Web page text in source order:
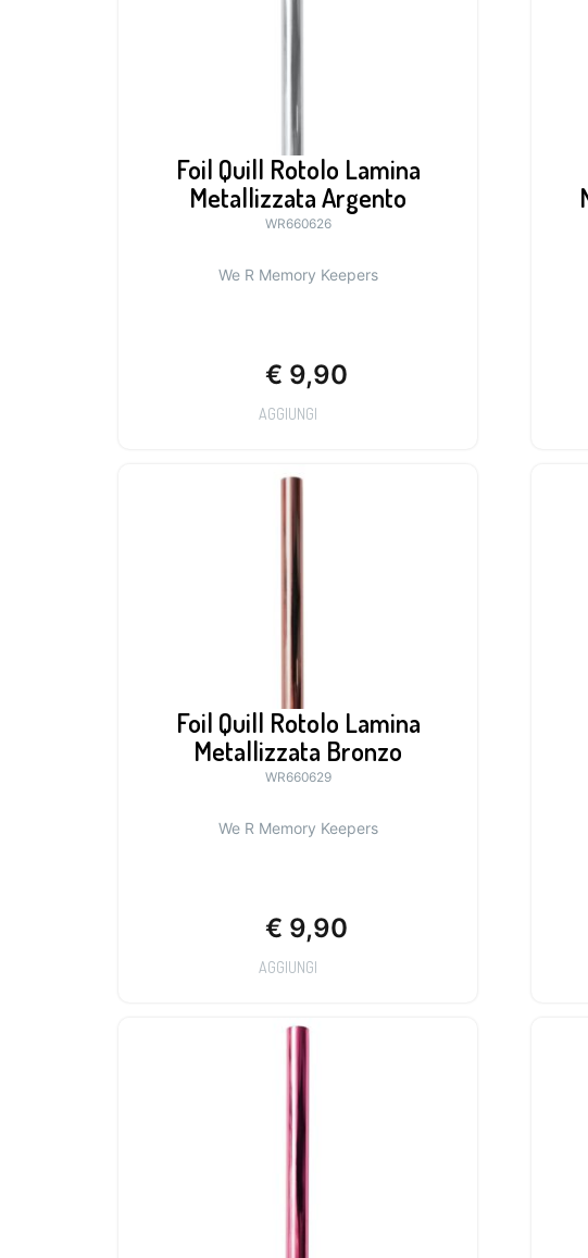
Foil Quill Rotolo Lamina
Metallizzata Argento
WR660626
We R Memory Keepers
€ 9,90
AGGIUNGI
Foil Quill Rotolo Lamina
Metallizzata Bronzo
WR660629
We R Memory Keepers
€ 9,90
AGGIUNGI